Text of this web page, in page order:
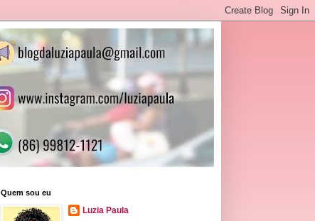
Quem sou eu
Luzia Paula